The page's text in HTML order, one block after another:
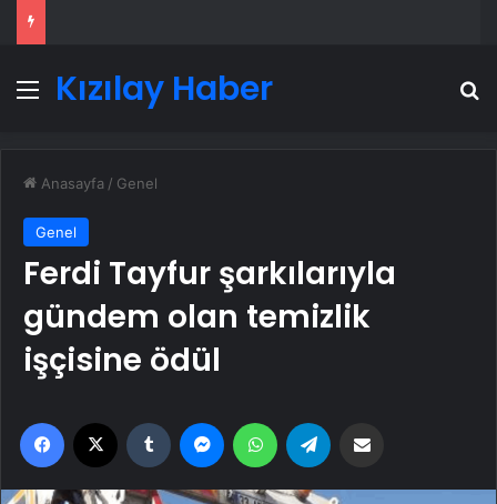
Menü
Kızılay Haber
Anasayfa / Genel
Genel
Ferdi Tayfur şarkılarıyla
gündem olan temizlik
işçisine ödül
Facebook Tumblr MessengerWhatsApp